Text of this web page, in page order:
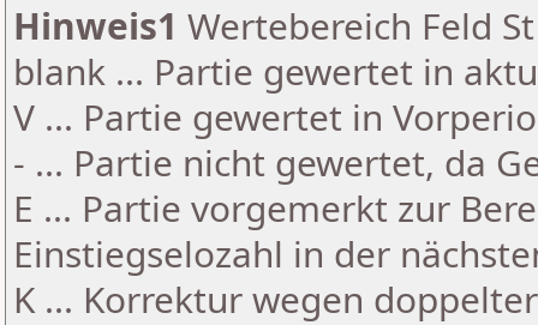
Hinweis1 Wertebereich Feld
blank ... Partie gewertet in
V ... Partie gewertet in
- ... Partie nicht gewertet, da
E ... Partie vorgemerkt zur
Einstiegselozahl in der
K ... Korrektur wegen